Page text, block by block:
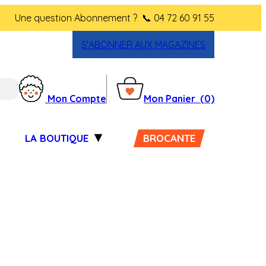
Une question Abonnement ? 📞 04 72 60 91 55
S'ABONNER AUX MAGAZINES
Mon Compte Mon Panier (0)
LA BOUTIQUE BROCANTE